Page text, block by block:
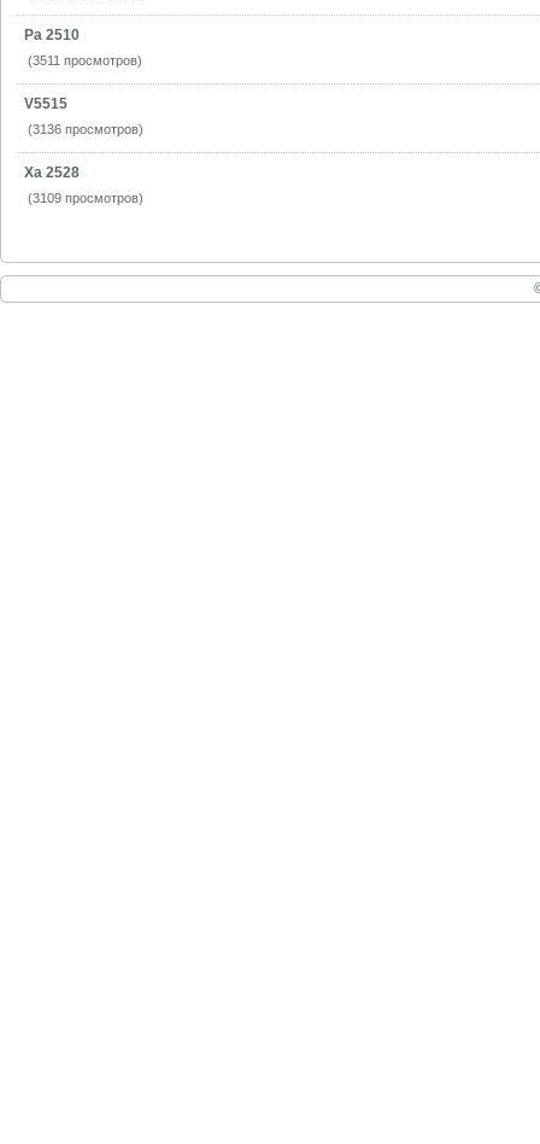
Pa 2510
(3511 просмотров)
V5515
(3136 просмотров)
Xa 2528
(3109 просмотров)